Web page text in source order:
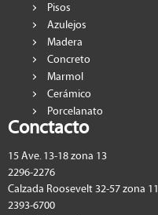
Pisos
Azulejos
Madera
Concreto
Marmol
Cerámico
Porcelanato
Conctacto
15 Ave. 13-18 zona 13
2296-2276
Calzada Roosevelt 32-57 zona 11
2393-6700